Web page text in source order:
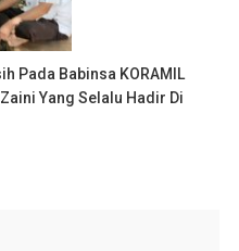
Pada Babinsa KORAMIL
Yang Selalu Hadir Di